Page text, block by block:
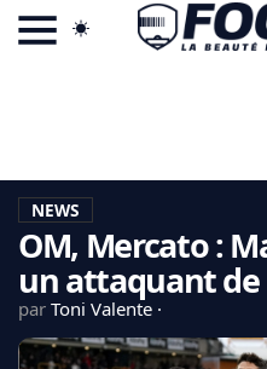
LA CHARTE
VIE PRIVÉE
CGU
CONTACTEZ-NOUS
NEWS
OM, Mercato :
un attaquant de
par Toni Valente